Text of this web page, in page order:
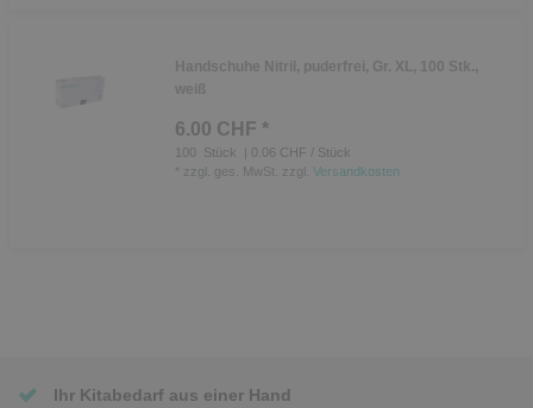
Handschuhe Nitril, puderfrei, Gr. XL, 100 Stk.,
weiß
6.00 CHF *
100 Stück
| 0.06 CHF / Stück
zzgl. ges. MwSt. zzgl. Versandkosten
Ihr Kitabedarf aus einer Hand